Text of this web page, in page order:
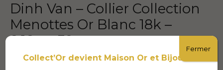
Dinh Van – Collier Collection
Menottes Or Blanc 18k –
8.18g – 39cm
Collect’Or devient Maison Or et Bijoux
Fermer